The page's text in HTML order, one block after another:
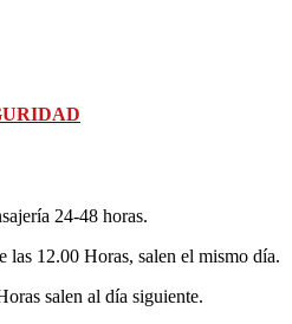
24-48 horas.
las 12.00 Horas, salen el mismo día.
salen al día siguiente.